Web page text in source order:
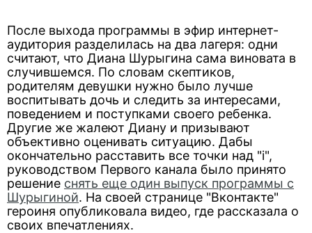
После выхода программы в эфир интернет-
аудитория разделилась на два лагеря: одни
считают, что Диана Шурыгина сама виновата в
случившемся. По словам скептиков,
родителям девушки нужно было лучше
воспитывать дочь и следить за интересами,
поведением и поступками своего ребенка.
Другие же жалеют Диану и призывают
объективно оценивать ситуацию. Дабы
окончательно расставить все точки над "i",
руководством Первого канала было принято
решение снять еще один выпуск программы с
Шурыгиной. На своей странице "Вконтакте"
героиня опубликовала видео, где рассказала о
своих впечатлениях.